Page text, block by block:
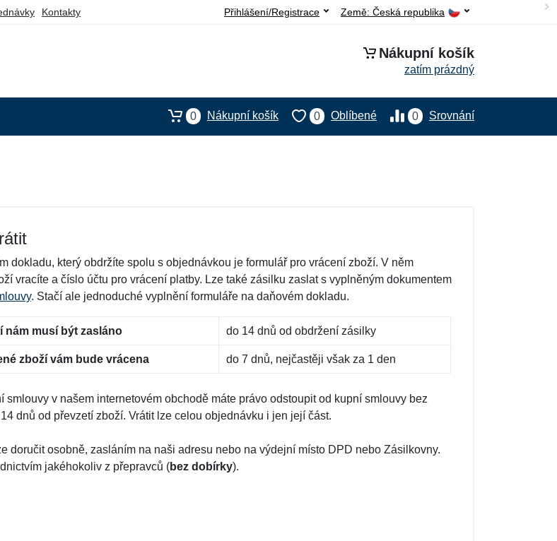
Kontakty Země: Česká republika
Přihlášení/Registrace
Nákupní košík
zatím prázdný
0 Srovnání
0 Oblíbené
0 Nákupní košík
dokladu, který obdržíte spolu s objednávkou je formulář pro vrácení zboží. V něm
vracíte a číslo účtu pro vrácení platby. Lze také zásilku zaslat s vyplněným dokumentem
. Stačí ale jednoduché vyplnění formuláře na daňovém dokladu.
nám musí být zasláno do 14 dnů od obdržení zásilky
zboží vám bude vrácena do 7 dnů, nejčastěji však za 1 den
smlouvy v našem internetovém obchodě máte právo odstoupit od kupní smlouvy bez
dnů od převzetí zboží. Vrátit lze celou objednávku i jen její část.
doručit osobně, zasláním na naši adresu nebo na výdejní místo DPD nebo Zásilkovny.
jakéhokoliv z přepravců (bez dobírky).